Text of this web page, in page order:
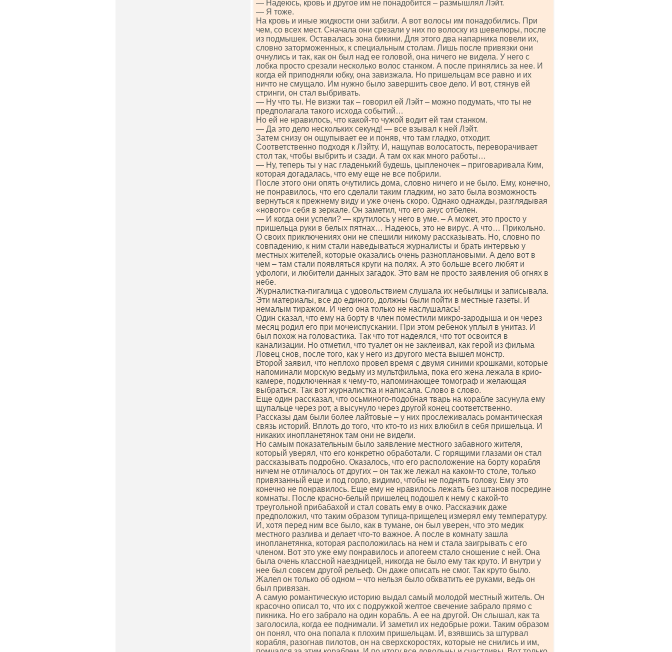
— Надеюсь, кровь и другое им не понадобится – размышлял Лэйт.
— Я тоже.
На кровь и иные жидкости они забили. А вот волосы им понадобились. При
чем, со всех мест. Сначала они срезали у них по волоску из шевелюры, после
из подмышек. Оставалась зона бикини. Для этого два напарника повели их,
словно заторможенных, к специальным столам. Лишь после привязки они
очнулись и так, как он был над ее головой, она ничего не видела. У него с
лобка просто срезали несколько волос станком. А после принялись за нее. И
когда ей приподняли юбку, она завизжала. Но пришельцам все равно и их
ничто не смущало. Им нужно было завершить свое дело. И вот, стянув ей
стринги, он стал выбривать.
— Ну что ты. Не визжи так – говорил ей Лэйт – можно подумать, что ты не
предполагала такого исхода событий…
Но ей не нравилось, что какой-то чужой водит ей там станком.
— Да это дело нескольких секунд! — все взывал к ней Лэйт.
Затем снизу он ощупывает ее и поняв, что там гладко, отходит.
Соответственно подходя к Лэйту. И, нащупав волосатость, переворачивает
стол так, чтобы выбрить и сзади. А там ох как много работы…
— Ну, теперь ты у нас гладенький будешь, цыпленочек – приговаривала Ким,
которая догадалась, что ему еще не все побрили.
После этого они опять очутились дома, словно ничего и не было. Ему, конечно,
не понравилось, что его сделали таким гладким, но зато была возможность
вернуться к прежнему виду и уже очень скоро. Однако однажды, разглядывая
«нового» себя в зеркале. Он заметил, что его анус отбелен.
— И когда они успели? — крутилось у него в уме. – А может, это просто у
пришельца руки в белых пятнах… Надеюсь, это не вирус. А что… Прикольно.
О своих приключениях они не спешили никому рассказывать. Но, словно по
совпадению, к ним стали наведываться журналисты и брать интервью у
местных жителей, которые оказались очень разноплановыми. А дело вот в
чем – там стали появляться круги на полях. А это больше всего любят и
уфологи, и любители данных загадок. Это вам не просто заявления об огнях в
небе.
Журналистка-пигалица с удовольствием слушала их небылицы и записывала.
Эти материалы, все до единого, должны были пойти в местные газеты. И
немалым тиражом. И чего она только не наслушалась!
Один сказал, что ему на борту в член поместили микро-зародыша и он через
месяц родил его при мочеиспускании. При этом ребенок уплыл в унитаз. И
был похож на головастика. Так что тот надеялся, что тот освоится в
канализации. Но отметил, что туалет он не заклеивал, как герой из фильма
Ловец снов, после того, как у него из другого места вышел монстр.
Второй заявил, что неплохо провел время с двумя синими крошками, которые
напоминали морскую ведьму из мультфильма, пока его жена лежала в крио-
камере, подключенная к чему-то, напоминающее томограф и желающая
выбраться. Так вот журналистка и написала. Слово в слово.
Еще один рассказал, что осьминого-подобная тварь на корабле засунула ему
щупальце через рот, а высунуло через другой конец соответственно.
Рассказы дам были более лайтовые – у них прослеживалась романтическая
связь историй. Вплоть до того, что кто-то из них влюбил в себя пришельца. И
никаких инопланетянок там они не видели.
Но самым показательным было заявление местного забавного жителя,
который уверял, что его конкретно обработали. С горящими глазами он стал
рассказывать подробно. Оказалось, что его расположение на борту корабля
ничем не отличалось от других – он так же лежал на каком-то столе, только
привязанный еще и под горло, видимо, чтобы не поднять голову. Ему это
конечно не понравилось. Еще ему не нравилось лежать без штанов посредине
комнаты. После красно-белый пришелец подошел к нему с какой-то
треугольной прибабахой и стал совать ему в очко. Рассказчик даже
предположил, что таким образом тупица-прищелец измерял ему температуру.
И, хотя перед ним все было, как в тумане, он был уверен, что это медик
местного разлива и делает что-то важное. А после в комнату зашла
инопланетянка, которая расположилась на нем и стала заигрывать с его
членом. Вот это уже ему понравилось и апогеем стало сношение с ней. Она
была очень классной наездницей, никогда не было ему так круто. И внутри у
нее был совсем другой рельеф. Он даже описать не смог. Так круто было.
Жалел он только об одном – что нельзя было обхватить ее руками, ведь он
был привязан.
А самую романтическую историю выдал самый молодой местный житель. Он
красочно описал то, что их с подружкой желтое свечение забрало прямо с
пикника. Но его забрало на один корабль. А ее на другой. Он слышал, как та
заголосила, когда ее поднимали. И заметил их недобрые рожи. Таким образом
он понял, что она попала к плохим пришельцам. И, взявшись за штурвал
корабля, разогнав пилотов, он на сверхскоростях, которые не снились и им,